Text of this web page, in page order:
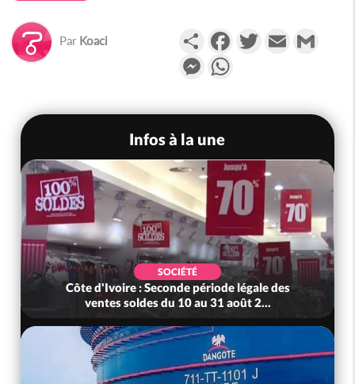
Par Koaci PartagerFacebookTwitterEmail
Messenger
Infos à la une
SOCIÉTÉ
Côte d'Ivoire : Seconde période légale des
ventes soldes du 10 au 31 août 2...